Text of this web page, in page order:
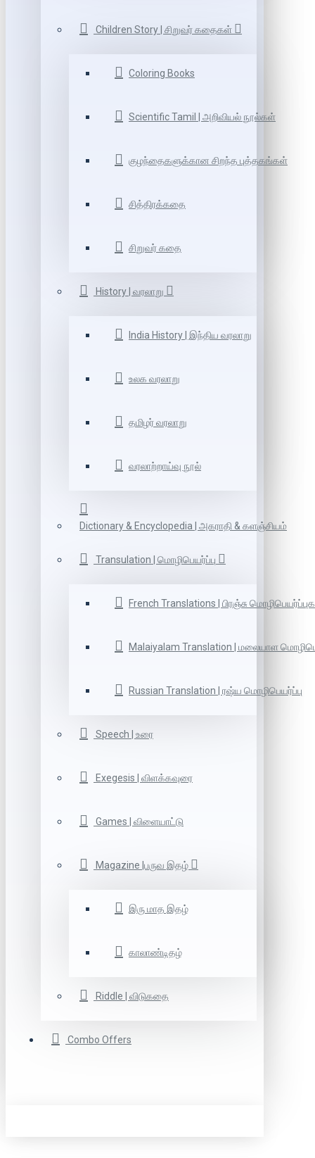
Children Story | சிறுவர் கதைகள்
Coloring Books
Scientific Tamil | அறிவியல் நூல்கள்
குழந்தைகளுக்கான சிறந்த புத்தகங்கள்
சித்திரக்கதை
சிறுவர் கதை
History | வரலாறு
India History | இந்திய வரலாறு
உலக வரலாறு
தமிழர் வரலாறு
வரலாற்றாய்வு நூல்
Dictionary & Encyclopedia | அகராதி & களஞ்சியம்
Transulation | மொழிபெயர்ப்பு
French Translations | பிரஞ்சு
Malaiyalam Translation | மலையாள
Russian Translation | ரஷ்ய மொழிபெயர்ப்பு
Speech | உரை
Exegesis | விளக்கவுரை
Games | விளையாட்டு
Magazine |பருவ இதழ்
இரு மாத இதழ்
காலாண்டிதழ்
Riddle | விடுகதை
Combo Offers